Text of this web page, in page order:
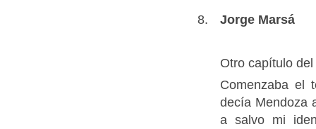
Jorge Marsá
Otro capítulo
Comenzaba el
decía Mendoza
a salvo mi